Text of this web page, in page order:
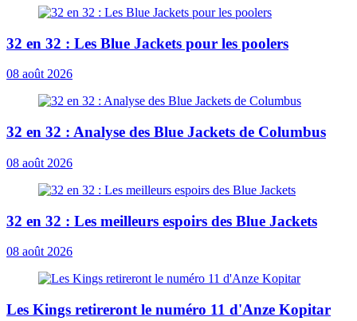
32 en 32 : Les Blue Jackets pour les poolers
08 août 2026
32 en 32 : Analyse des Blue Jackets de Columbus
08 août 2026
32 en 32 : Les meilleurs espoirs des Blue Jackets
08 août 2026
Les Kings retireront le numéro 11 d'Anze Kopitar